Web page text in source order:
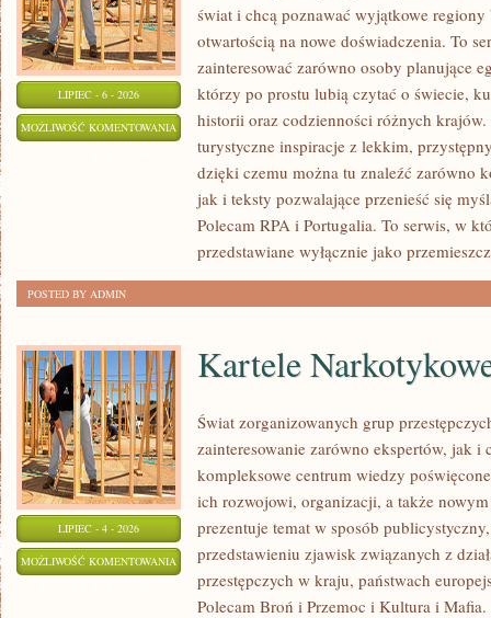
LIPIEC - 6 - 2026
MOŻLIWOŚĆ KOMENTOWANIA SINGAPUR
świat i chcą poznawać wyjątkowe
otwartością na nowe doświadczenia. To
zainteresować zarówno osoby planujące
którzy po prostu lubią czytać o świecie,
historii oraz codzienności różnych krajów.
turystyczne inspiracje z lekkim,
dzięki czemu można tu znaleźć zarówno
jak i teksty pozwalające przenieść się
Polecam RPA i Portugalia. To serwis, w
przedstawiane wyłącznie jako
POSTED BY ADMIN
LIPIEC - 4 - 2026
MOŻLIWOŚĆ KOMENTOWANIA KARTELE
NARKOTYKOWE
Kartele
Świat zorganizowanych grup
zainteresowanie zarówno ekspertów, jak i
kompleksowe centrum wiedzy
ich rozwojowi, organizacji, a także
prezentuje temat w sposób
przedstawieniu zjawisk związanych z
przestępczych w kraju, państwach
Polecam Broń i Przemoc i Kultura i